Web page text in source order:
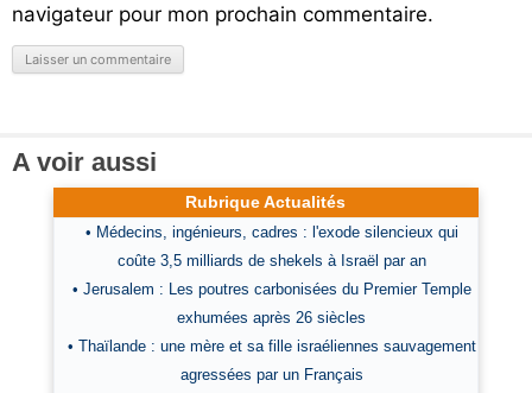
navigateur pour mon prochain commentaire.
A voir aussi
Rubrique Actualités
• Médecins, ingénieurs, cadres : l'exode silencieux qui
coûte 3,5 milliards de shekels à Israël par an
• Jerusalem : Les poutres carbonisées du Premier Temple
exhumées après 26 siècles
• Thaïlande : une mère et sa fille israéliennes sauvagement
agressées par un Français